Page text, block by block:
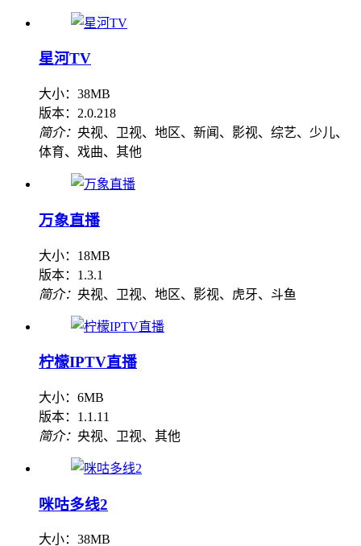
星河TV
大小：38MB
版本：2.0.218
简介： 央视、卫视、地区、新闻、影视、综艺、少儿、
体育、戏曲、其他
万象直播
大小：18MB
版本：1.3.1
简介： 央视、卫视、地区、影视、虎牙、斗鱼
柠檬IPTV直播
大小：6MB
版本：1.1.11
简介： 央视、卫视、其他
咪咕多线2
大小：38MB